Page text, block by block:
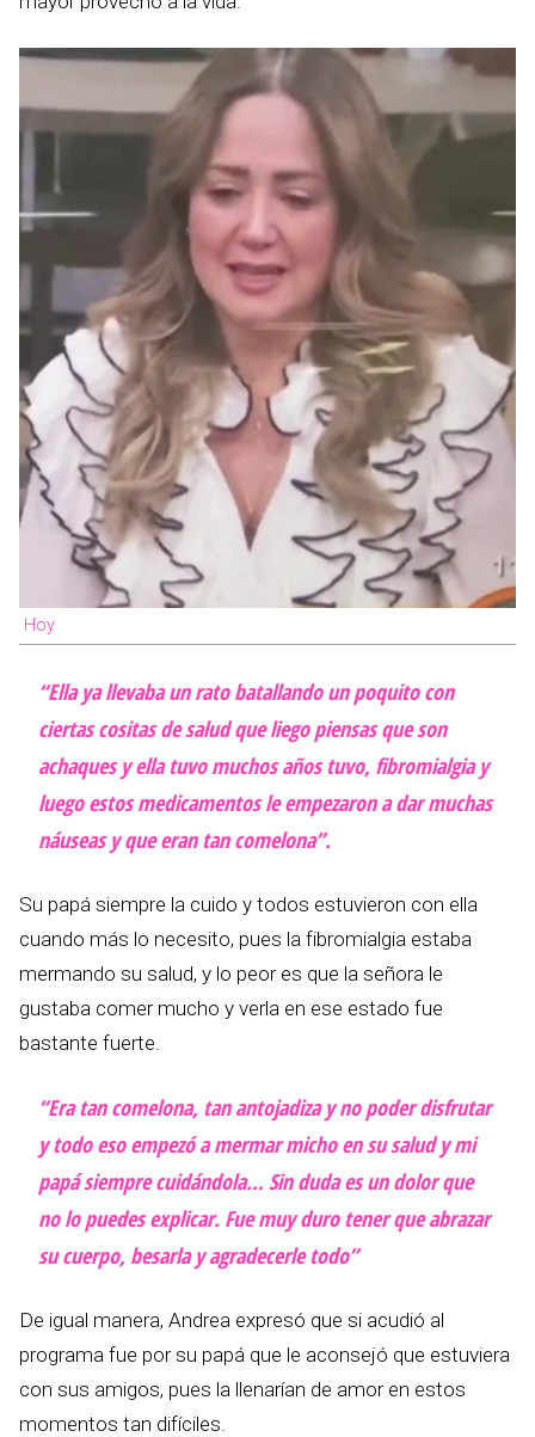
Hoy
“Ella ya llevaba un rato batallando un poquito con
ciertas cositas de salud que liego piensas que son
achaques y ella tuvo muchos años tuvo, fibromialgia y
luego estos medicamentos le empezaron a dar muchas
náuseas y que eran tan comelona”.
Su papá siempre la cuido y todos estuvieron con ella
cuando más lo necesito, pues la fibromialgia estaba
mermando su salud, y lo peor es que la señora le
gustaba comer mucho y verla en ese estado fue
bastante fuerte.
“Era tan comelona, tan antojadiza y no poder disfrutar
y todo eso empezó a mermar micho en su salud y mi
papá siempre cuidándola… Sin duda es un dolor que
no lo puedes explicar. Fue muy duro tener que abrazar
su cuerpo, besarla y agradecerle todo”
De igual manera, Andrea expresó que si acudió al
programa fue por su papá que le aconsejó que estuviera
con sus amigos, pues la llenarían de amor en estos
momentos tan difíciles.